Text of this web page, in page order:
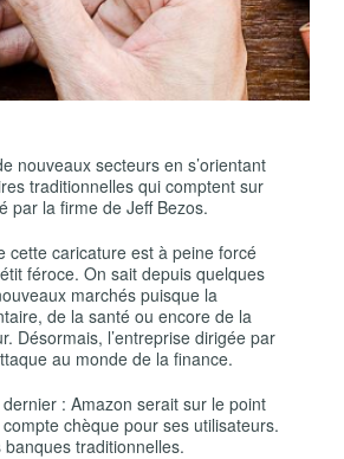
nouveaux secteurs en s’orientant
traditionnelles qui comptent sur
par la firme de Jeff Bezos.
cette caricature est à peine forcé
féroce. On sait depuis quelques
marchés puisque la
de la santé ou encore de la
Désormais, l’entreprise dirigée par
au monde de la finance.
: Amazon serait sur le point
chèque pour ses utilisateurs.
banques traditionnelles.